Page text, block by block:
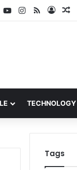
PinterestYouTubeInstagram
RSS Log
TECHNOLOGY
Tags